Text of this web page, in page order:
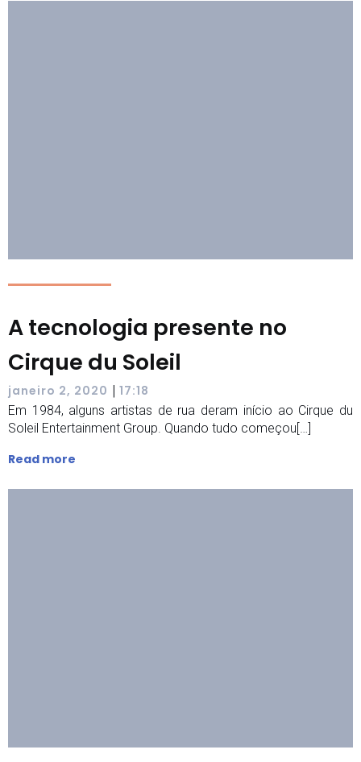
A tecnologia presente no
Cirque du Soleil
janeiro 2, 2020 | 17:18
Em 1984, alguns artistas de rua deram início ao Cirque du
Soleil Entertainment Group. Quando tudo começou[…]
Read more